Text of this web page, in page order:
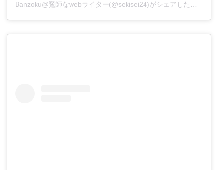
Banzoku@鷺師なwebライター(@sekisei24)がシェアした投稿